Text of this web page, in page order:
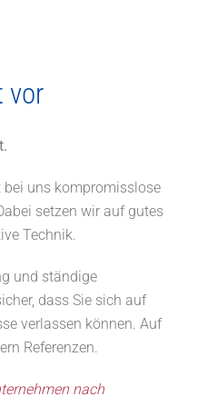
vor
bei uns kompromisslose
setzen wir auf gutes
Technik.
und ständige
dass Sie sich auf
verlassen können. Auf
Referenzen.
nach